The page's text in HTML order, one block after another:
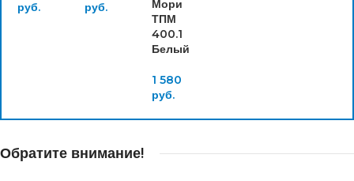
руб. руб.
Мори
ТПМ
400.1
Белый
1 580
руб.
Обратите внимание!